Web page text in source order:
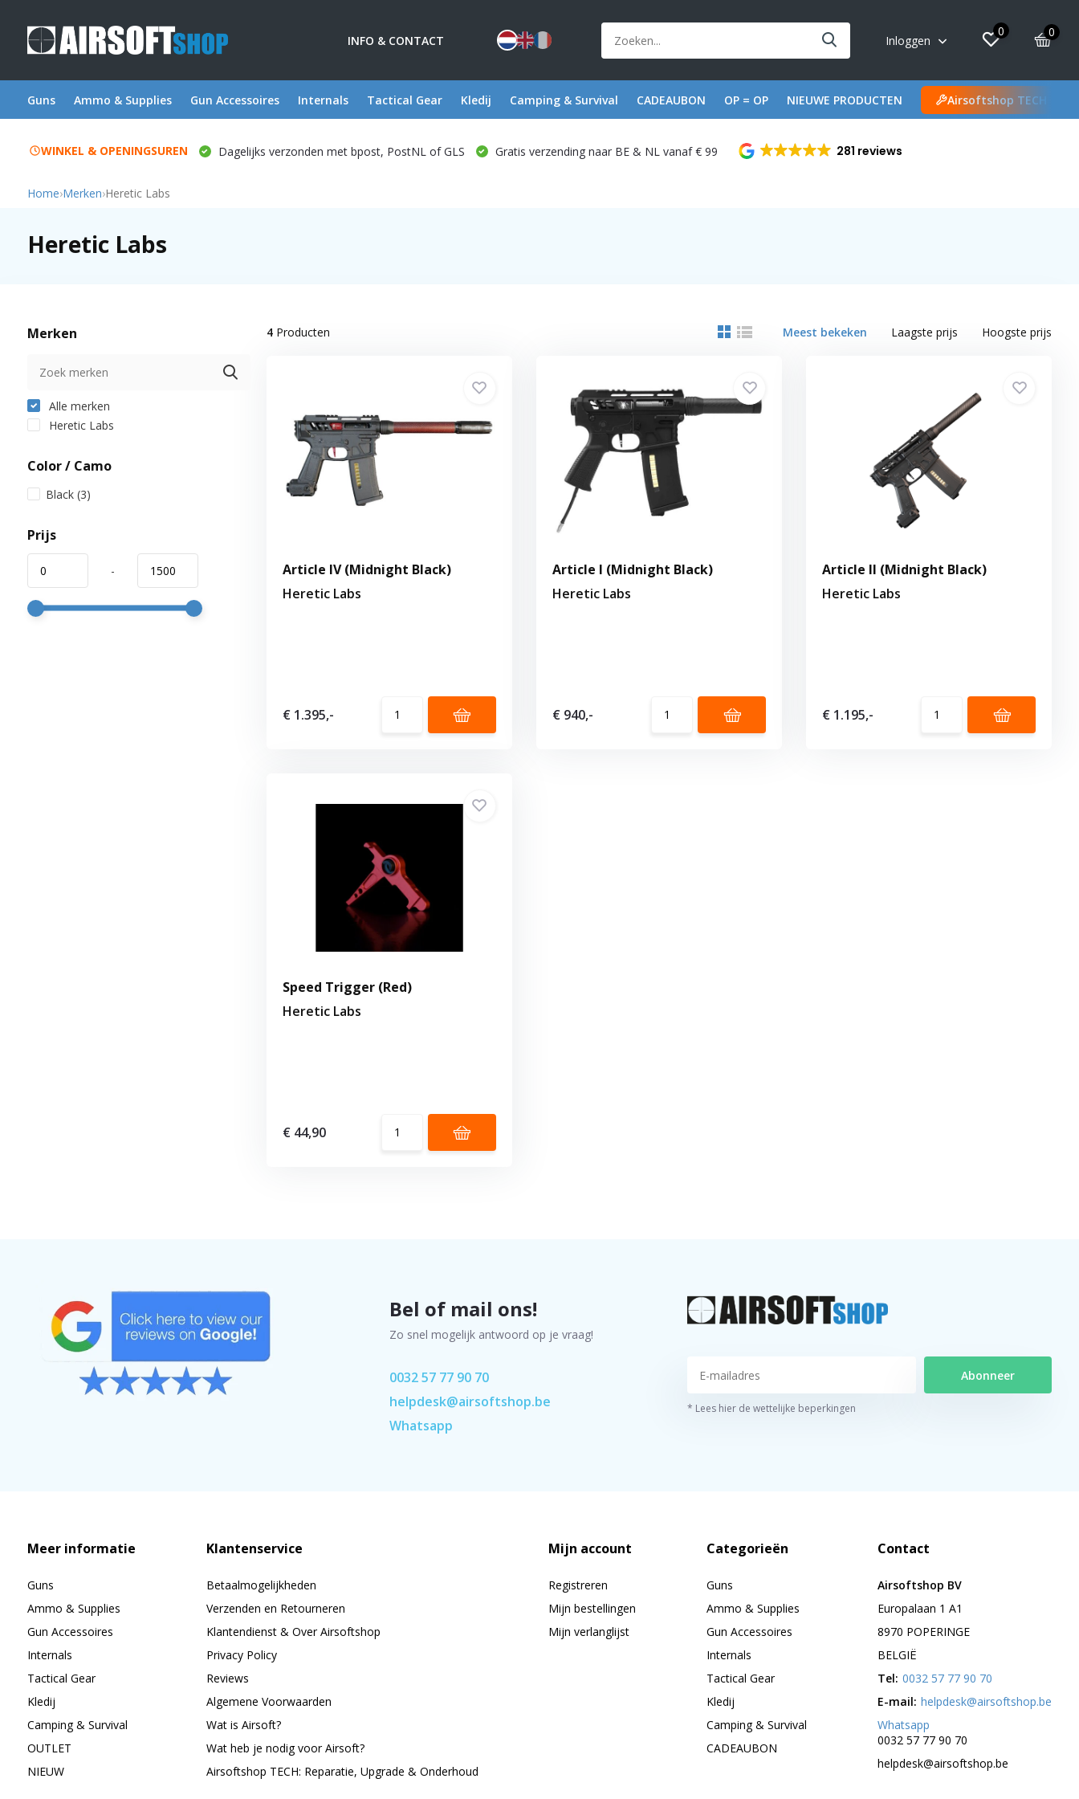
INFO & CONTACT Inloggen
0 0
Guns Ammo & Supplies Gun Accessoires Internals Tactical Gear Kledij Camping & Survival CADEAUBON OP = OP NIEUWE PRODUCTEN Airsoftshop TECH
WINKEL & OPENINGSUREN Dagelijks verzonden met bpost, PostNL of GLS Gratis verzending naar BE & NL vanaf € 99 281 reviews
Home›Merken›Heretic Labs
Heretic Labs
Merken
Alle merken
Heretic Labs
Color / Camo
Black (3)
Prijs
-
4Producten Meest bekeken Laagste prijs Hoogste prijs
Article IV (Midnight Black)
Heretic Labs
€ 1.395,-
Article I (Midnight Black)
Heretic Labs
€ 940,-
Article II (Midnight Black)
Heretic Labs
€ 1.195,-
Speed Trigger (Red)
Heretic Labs
€ 44,90
Bel of mail ons!
Zo snel mogelijk antwoord op je vraag!
0032 57 77 90 70
helpdesk@airsoftshop.be
Whatsapp
Abonneer
* Lees hier de wettelijke beperkingen
Meer informatie
Guns
Ammo & Supplies
Gun Accessoires
Internals
Tactical Gear
Kledij
Camping & Survival
OUTLET
NIEUW
Klantenservice
Betaalmogelijkheden
Verzenden en Retourneren
Klantendienst & Over Airsoftshop
Privacy Policy
Reviews
Algemene Voorwaarden
Wat is Airsoft?
Wat heb je nodig voor Airsoft?
Airsoftshop TECH: Reparatie, Upgrade & Onderhoud
Mijn account
Registreren
Mijn bestellingen
Mijn verlanglijst
Categorieën
Guns
Ammo & Supplies
Gun Accessoires
Internals
Tactical Gear
Kledij
Camping & Survival
CADEAUBON
Contact
Airsoftshop BV
Europalaan 1 A1
8970 POPERINGE
BELGIË
Tel: 0032 57 77 90 70
E-mail: helpdesk@airsoftshop.be
Whatsapp
0032 57 77 90 70
helpdesk@airsoftshop.be